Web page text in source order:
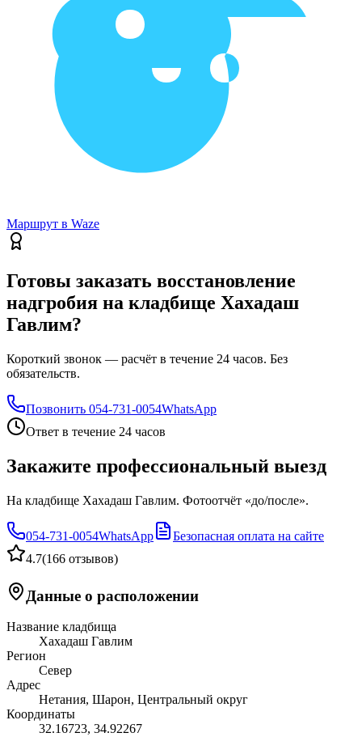
Маршрут в Waze
Готовы заказать восстановление
надгробия на кладбище Хахадаш
Гавлим?
Короткий звонок — расчёт в течение 24 часов. Без
обязательств.
Позвонить 054-731-0054WhatsApp
Ответ в течение 24 часов
Закажите профессиональный выезд
На кладбище Хахадаш Гавлим. Фотоотчёт «до/после».
054-731-0054WhatsApp
Безопасная оплата на сайте
4.7(166 отзывов)
Данные о расположении
Название кладбища
Хахадаш Гавлим
Регион
Север
Адрес
Нетания, Шарон, Центральный округ
Координаты
32.16723, 34.92267